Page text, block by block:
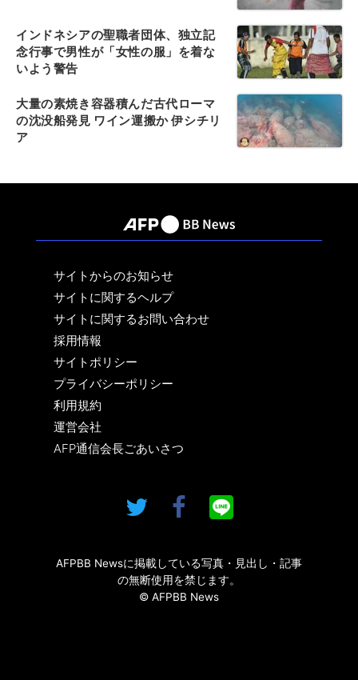
インドネシアの聖職者団体、独立記
念行事で男性が「女性の服」を着な
いよう警告
大量の素焼き容器積んだ古代ローマ
の沈没船発見 ワイン運搬か 伊シチリ
ア
サイトからのお知らせ
サイトに関するヘルプ
サイトに関するお問い合わせ
採用情報
サイトポリシー
プライバシーポリシー
利用規約
運営会社
AFP通信会長ごあいさつ
AFPBB Newsに掲載している写真・見出し・記事
の無断使用を禁じます。
© AFPBB News